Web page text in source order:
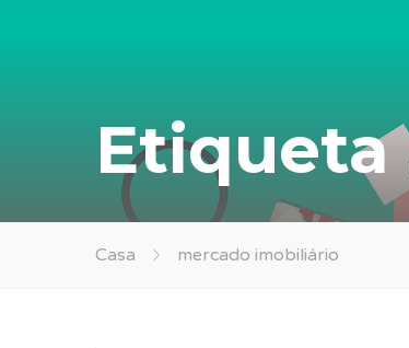
Etiqueta
Casa mercado imobiliário